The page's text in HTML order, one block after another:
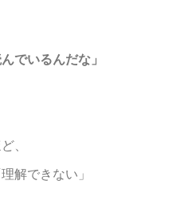
でいるんだな」
、
解できない」